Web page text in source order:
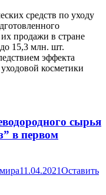
средств по уходу
их продажи в стране
15,3 млн. шт.
эффекта
косметики
сырья
в первом
11.04.2021Оставить